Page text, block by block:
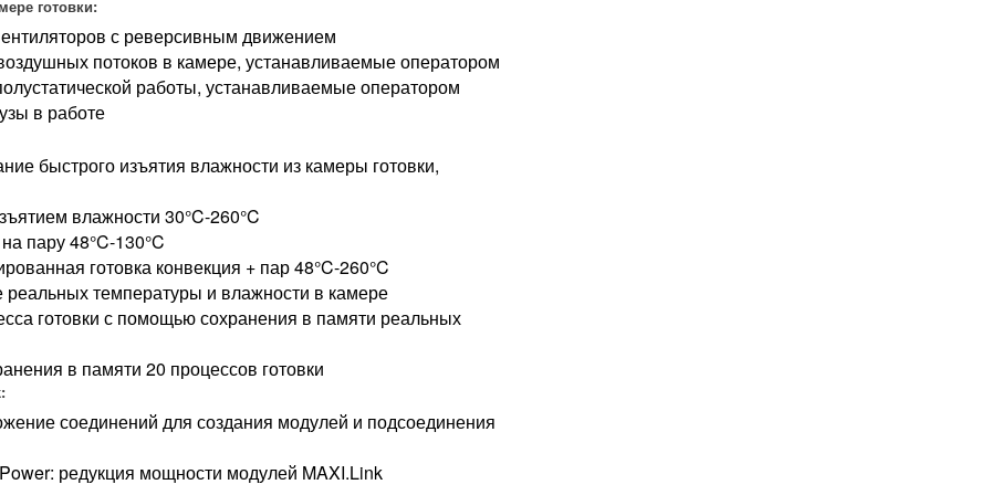
готовки:
с реверсивным движением
потоков в камере, устанавливаемые оператором
работы, устанавливаемые оператором
в работе
быстрого изъятия влажности из камеры готовки,
влажности 30°C-260°C
пару 48°C-130°C
готовка конвекция + пар 48°C-260°C
температуры и влажности в камере
готовки с помощью сохранения в памяти реальных
в памяти 20 процессов готовки
соединений для создания модулей и подсоединения
редукция мощности модулей MAXI.Link